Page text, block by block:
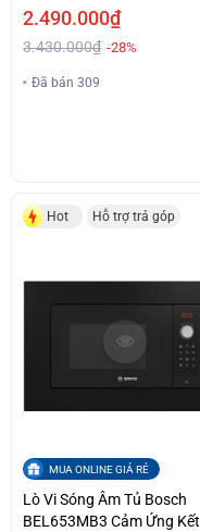
2.490.000₫
3.430.000₫ -28%
Đã bán 309
Hot Hỗ trợ trả góp
MUA ONLINE GIÁ RẺ
Lò Vi Sóng Âm Tủ Bosch
BEL653MB3 Cảm Ứng Kết